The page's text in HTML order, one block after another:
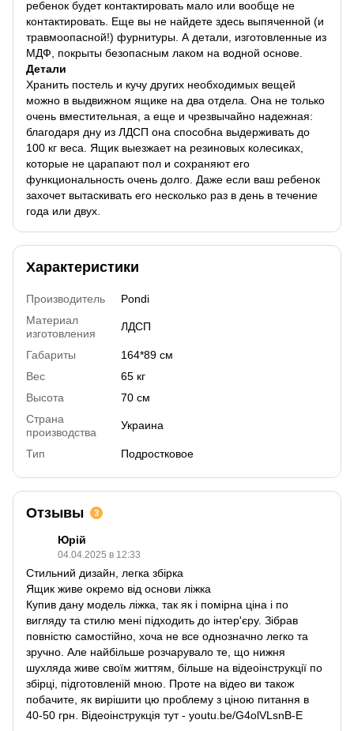
ребенок будет контактировать мало или вообще не
контактировать. Еще вы не найдете здесь выпяченной (и
травмоопасной!) фурнитуры. А детали, изготовленные из
МДФ, покрыты безопасным лаком на водной основе.
Детали
Хранить постель и кучу других необходимых вещей
можно в выдвижном ящике на два отдела. Она не только
очень вместительная, а еще и чрезвычайно надежная:
благодаря дну из ЛДСП она способна выдерживать до
100 кг веса. Ящик выезжает на резиновых колесиках,
которые не царапают пол и сохраняют его
функциональность очень долго. Даже если ваш ребенок
захочет вытаскивать его несколько раз в день в течение
года или двух.
Характеристики
Производитель
Pondi
Материал
изготовления
ЛДСП
Габариты
164*89 см
Вес
65 кг
Высота
70 см
Страна
производства
Украина
Тип Подростковое
Отзывы 3
Юрій
04.04.2025 в 12:33
Стильний дизайн, легка збірка
Ящик живе окремо від основи ліжка
Купив дану модель ліжка, так як і помірна ціна і по
вигляду та стилю мені підходить до інтер'єру. Зібрав
повністю самостійно, хоча не все однозначно легко та
зручно. Але найбільше розчарувало те, що нижня
шухляда живе своїм життям, більше на відеоінструкції по
збірці, підготовленій мною. Проте на відео ви також
побачите, як вирішити цю проблему з ціною питання в
40-50 грн. Відеоінструкція тут - youtu.be/G4olVLsnB-E